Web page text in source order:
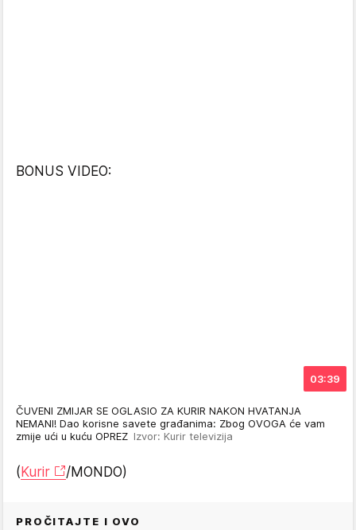
BONUS VIDEO:
03:39
ČUVENI ZMIJAR SE OGLASIO ZA KURIR NAKON HVATANJA
NEMANI! Dao korisne savete građanima: Zbog OVOGA će vam
zmije ući u kuću OPREZ Izvor: Kurir televizija
( Kurir /MONDO)
PROČITAJTE I OVO